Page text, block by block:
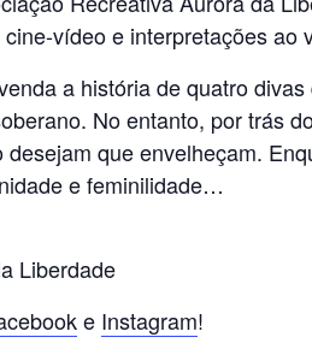
k
e
dI
n
ss
e
n
g
er
e
gr
a
m
ar
e
vídeo e interpretações ao
a história de quatro
No entanto, por trás
desejam que envelheçam.
e feminilidade…
Liberdade
e Instagram!